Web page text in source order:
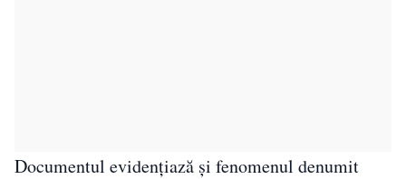
Documentul evidențiază și fenomenul denumit